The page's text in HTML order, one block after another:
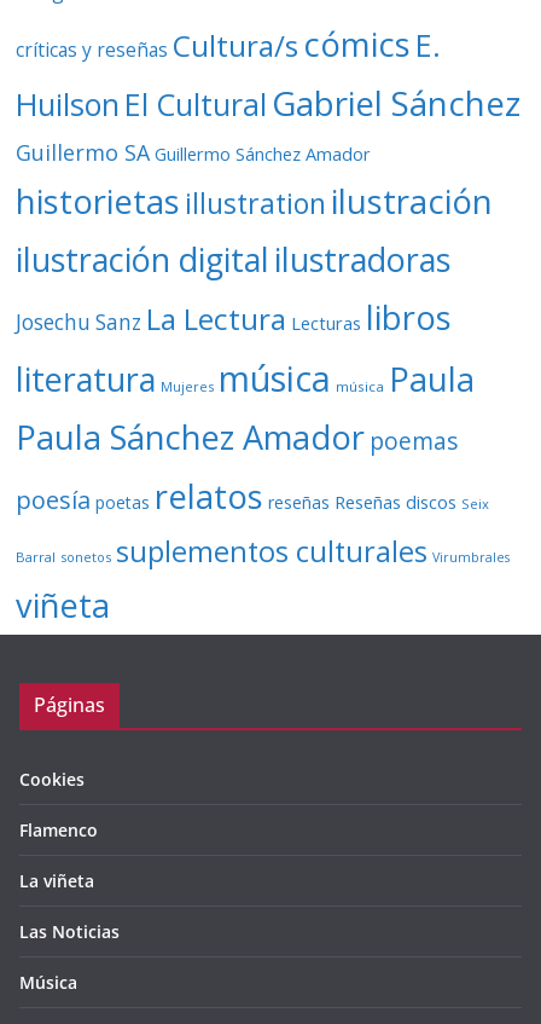
críticas y reseñas Cultura/s cómics E.
Huilson El Cultural Gabriel Sánchez
Guillermo SA Guillermo Sánchez Amador
historietas illustration ilustración
ilustración digital ilustradoras
Josechu Sanz La Lectura Lecturas libros
literatura Mujeres música música Paula
Paula Sánchez Amador poemas
poesía poetas relatos reseñas Reseñas discos Seix
Barral sonetos suplementos culturales Virumbrales
viñeta
Páginas
Cookies
Flamenco
La viñeta
Las Noticias
Música